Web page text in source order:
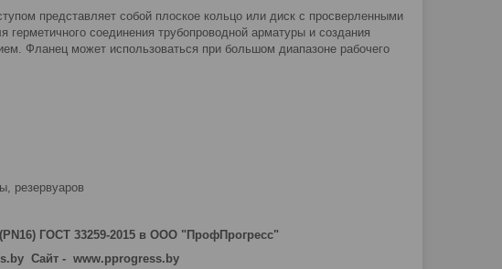
представляет собой плоское кольцо или диск с просверленными
соединения трубопроводной арматуры и создания
Фланец может использоваться при большом диапазоне рабочего
резервуаров
ГОСТ 33259-2015 в ООО "ПрофПрогресс"
Сайт - www.pprogress.by